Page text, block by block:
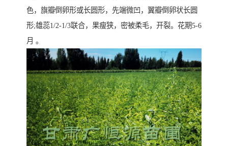
色，旗瓣倒卵形或长圆形，先端微凹，翼瓣倒卵状长圆
形;雄蕊1/2-1/3联合，果瘦狭，密被柔毛，开裂。花期5-6
月 。